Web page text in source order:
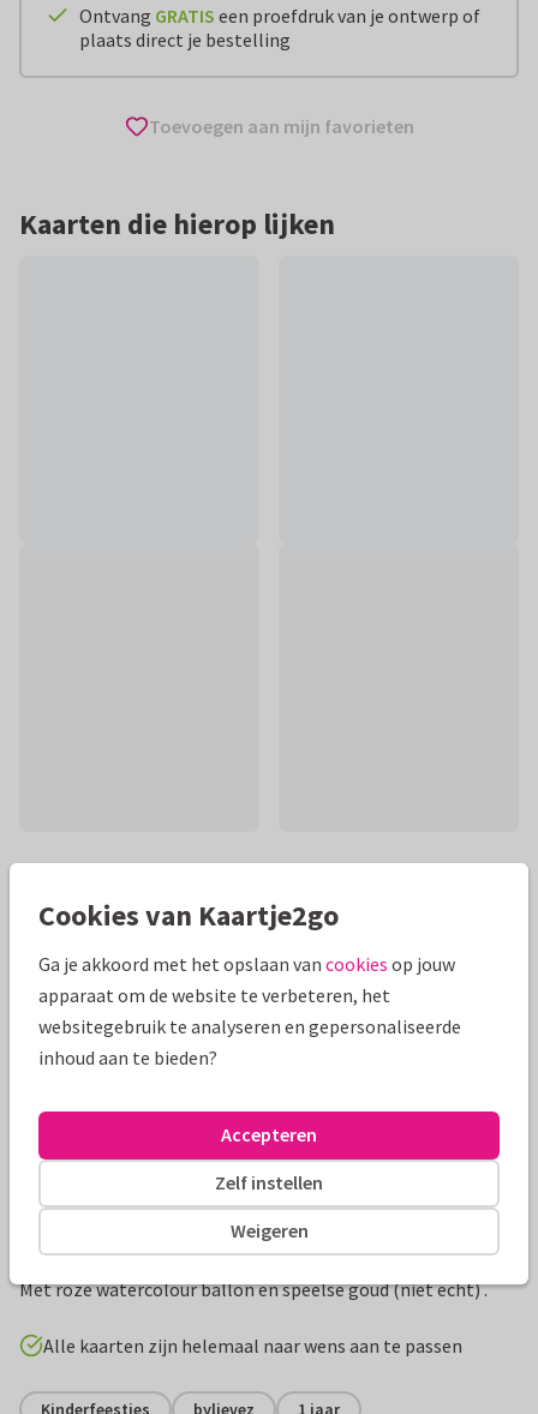
Ontvang GRATIS een proefdruk van je ontwerp of
plaats direct je bestelling
Toevoegen aan mijn favorieten
Kaarten die hierop lijken
Mooie extra's bij je kaart
Productinformatie
Hippe uitnodigingskaart voor een eerste verjaardag meisje!
Met roze watercolour ballon en speelse goud (niet echt) .
Alle kaarten zijn helemaal naar wens aan te passen
Kinderfeestjes bylievez 1 jaar
Cookies van Kaartje2go
Ga je akkoord met het opslaan van cookies op jouw
apparaat om de website te verbeteren, het
websitegebruik te analyseren en gepersonaliseerde
inhoud aan te bieden?
Weigeren
Zelf instellen
Accepteren